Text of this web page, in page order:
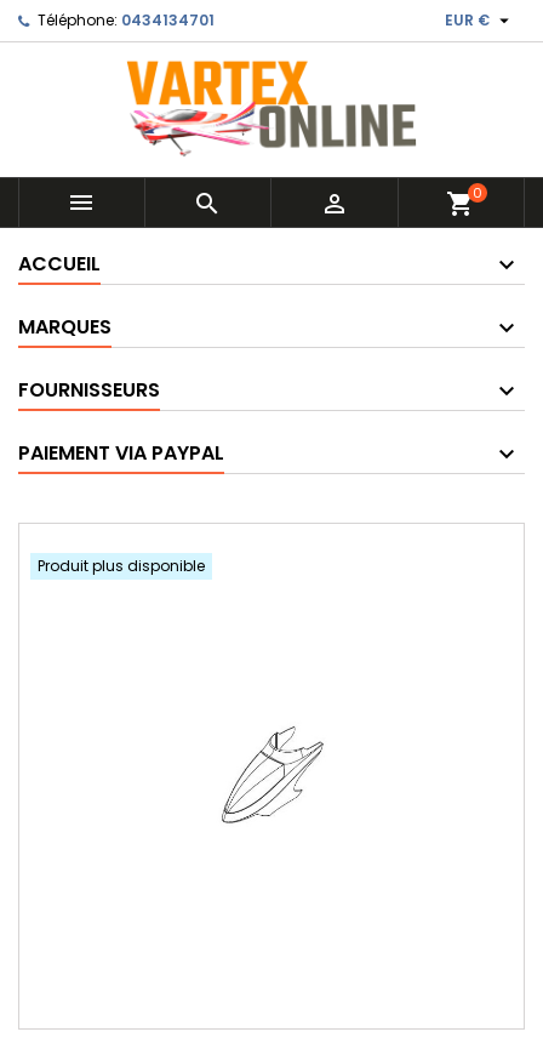
Téléphone: 0434134701 EUR € 
   shopping_cart0
ACCUEIL
MARQUES
FOURNISSEURS
PAIEMENT VIA PAYPAL
Produit plus disponible